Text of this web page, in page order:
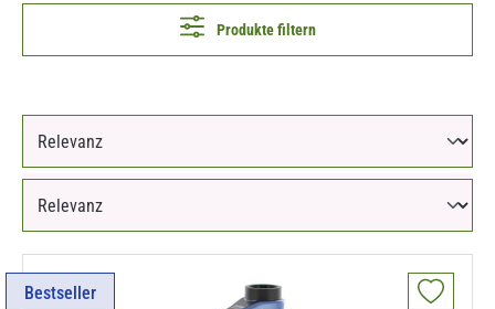
Produkte filtern
Bestseller